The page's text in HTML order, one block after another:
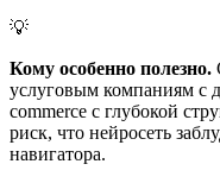
💡
Кому особенно полезно.
услуговым компаниям с
commerce с глубокой
риск, что нейросеть
навигатора.